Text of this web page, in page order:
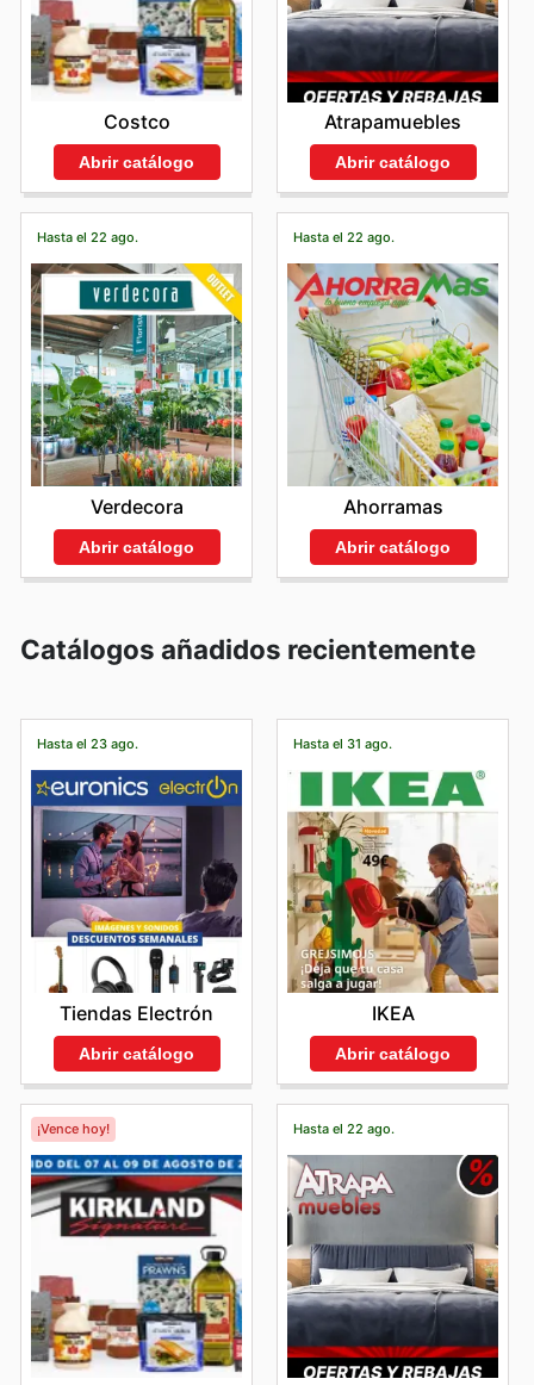
Costco
Abrir catálogo
Atrapamuebles
Abrir catálogo
Hasta el 22 ago.
Verdecora
Abrir catálogo
Hasta el 22 ago.
Ahorramas
Abrir catálogo
Catálogos añadidos recientemente
Hasta el 23 ago.
Tiendas Electrón
Abrir catálogo
Hasta el 31 ago.
IKEA
Abrir catálogo
¡Vence hoy! Hasta el 22 ago.